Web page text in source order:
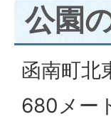
公園
函南町北
680メー